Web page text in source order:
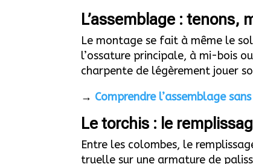
L’assemblage : tenons,
Le montage se fait à même le
l’ossature principale, à mi-bois
charpente de légèrement jouer
→ Comprendre l’assemblage
Le torchis : le
Entre les colombes, le
truelle sur une armature de